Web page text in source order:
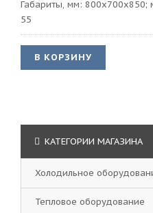
Габариты, мм: 800х700х850;
55
В КОРЗИНУ
КАТЕГОРИИ МАГАЗИНА
Холодильное
Тепловое оборудование